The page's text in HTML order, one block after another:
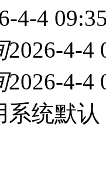
4-4
2026-4-4
2026-4-4
系统默认